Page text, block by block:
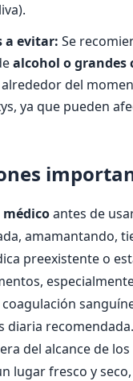
a evitar: Se
alcohol o grandes
alrededor del
ya que pueden
médicoantes de
amamantando,
preexistente o
diaria
del alcance de los
lugar fresco y